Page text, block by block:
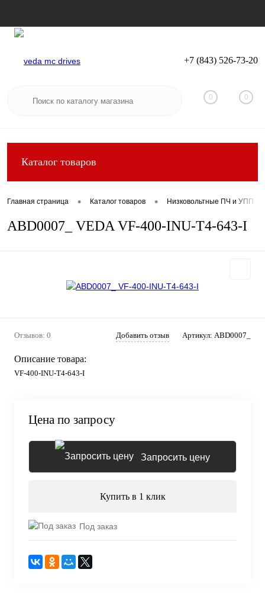
Вход Регистрация
+7 (843) 526-73-20
0 0
Каталог товаров
Главная страница • Каталог товаров • Низковольтные ПЧ и УПП
ABD0007_ VEDA VF-400-INU-T4-643-I
Отзывов: 0 Добавить отзыв Артикул: ABD0007_
Описание товара:
VF-400-INU-T4-643-I
Цена по запросу
Запросить цену
Купить в 1 клик
Под заказ